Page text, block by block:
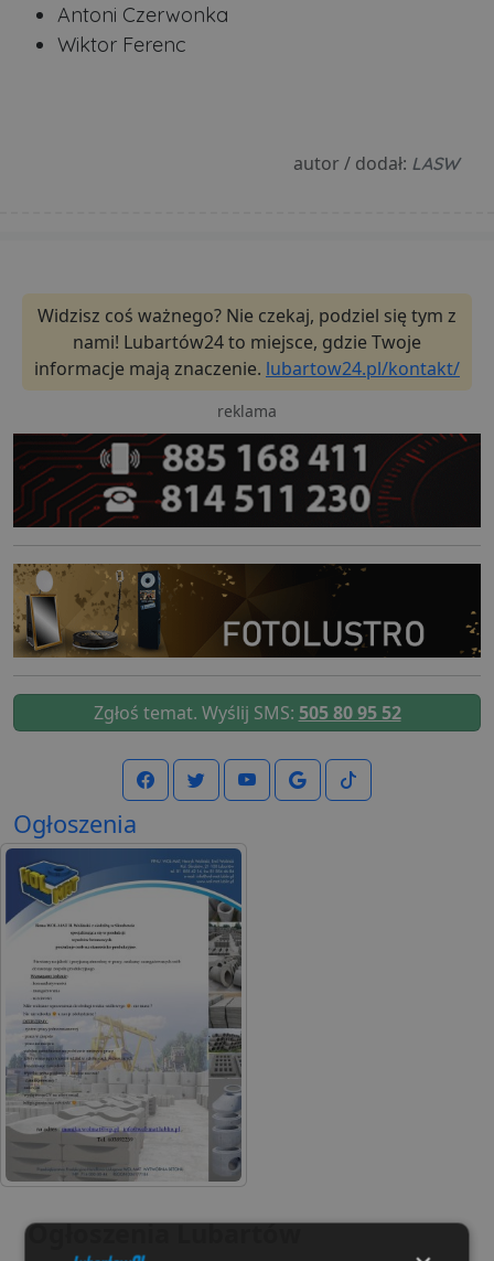
Antoni Czerwonka
Wiktor Ferenc
autor / dodał: LASW
Widzisz coś ważnego? Nie czekaj, podziel się tym z
nami! Lubartów24 to miejsce, gdzie Twoje
informacje mają znaczenie. lubartow24.pl/kontakt/
reklama
Zgłoś temat. Wyślij SMS: 505 80 95 52
Ogłoszenia
Ogłoszenia Lubartów